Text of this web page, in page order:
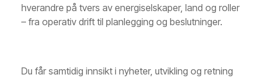
hverandre på tvers av energiselskaper, land og roller
– fra operativ drift til planlegging og beslutninger.
Du får samtidig innsikt i nyheter, utvikling og retning